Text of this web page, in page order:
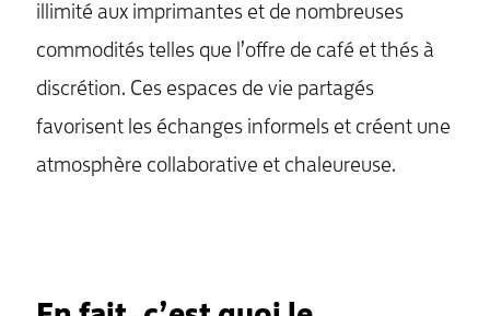
illimité aux imprimantes et de nombreuses
commodités telles que l’offre de café et thés à
discrétion. Ces espaces de vie partagés
favorisent les échanges informels et créent une
atmosphère collaborative et chaleureuse.